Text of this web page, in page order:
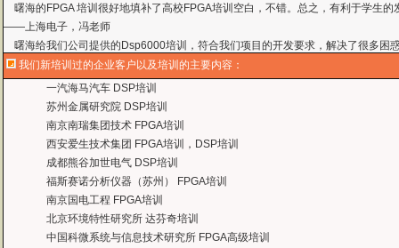
曙海给我们公司提供的Dsp6000培训，符合我们项目的开发要求，解决了很多困
——公安部第三研究所，项目部负责人李先生
MTK培训-我在网上找了很久，就是找不到。在曙海居然有MTK驱动的培训，老师
——台湾双扬科技，研发处经理，杨先生
曙海对我们公司的iPhone培训，实验项目很多，确实学到了东西。受益无穷 啊
——台湾欧泽科技,张工
通过参加Symbian培训，再做Symbian相关的项目感觉更加得心应手了，理 论加
——IBM公司，沈经理
有曙海这样的DSP开发培训单位，是教育行业的财富，听了他们的课，茅塞顿开。
——上海医疗器械高等学校，罗老师
曙海的andriod 系统与应用培训完全符合了我公司的要求，达到了我公司培训的
上海贝尔，李工
曙海培训DSP2000的老师，上课思路清晰，口齿清楚，由浅入深，重点突出，培
我们新培训过的企业客户以及培训的主要内容：
一汽海马汽车 DSP培训
苏州金属研究院 DSP培训
南京南瑞集团技术 FPGA培训
西安爱生技术集团 FPGA培训，DSP培训
成都熊谷加世电气 DSP培训
福斯赛诺分析仪器（苏州） FPGA培训
南京国电工程 FPGA培训
北京环境特性研究所 达芬奇培训
中国科微系统与信息技术研究所 FPGA高级培训